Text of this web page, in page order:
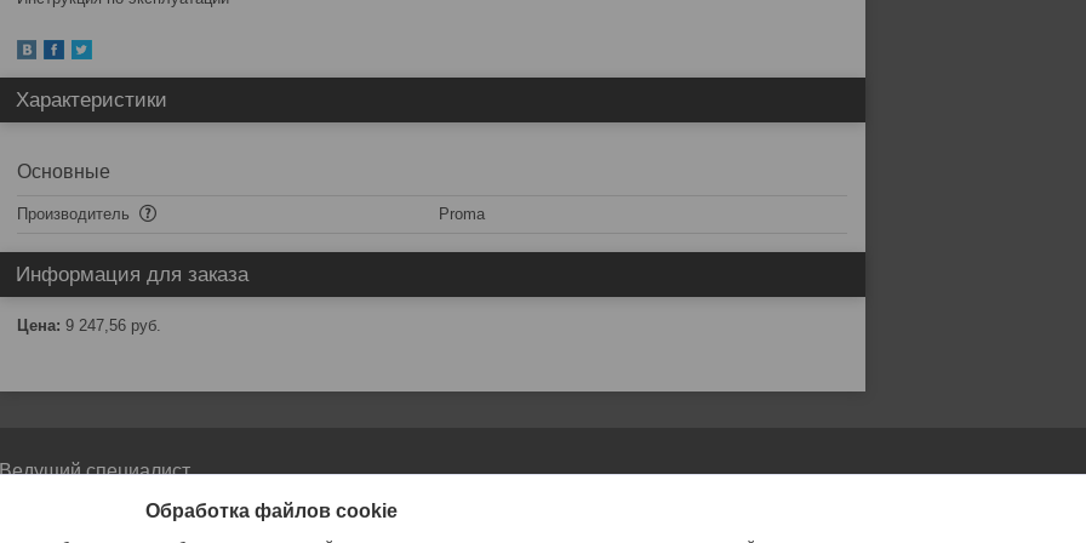
Характеристики
Основные
Производитель Proma
Информация для заказа
Цена: 9 247,56 руб.
Ведущий специалист
Обработка файлов cookie